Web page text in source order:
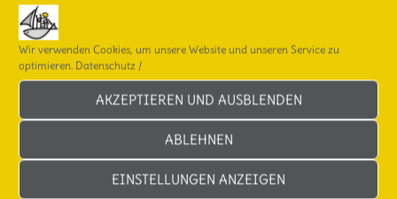
Wir verwenden Cookies, um unsere Website und unseren Service zu
optimieren. Datenschutz /
AKZEPTIEREN UND AUSBLENDEN
ABLEHNEN
EINSTELLUNGEN ANZEIGEN